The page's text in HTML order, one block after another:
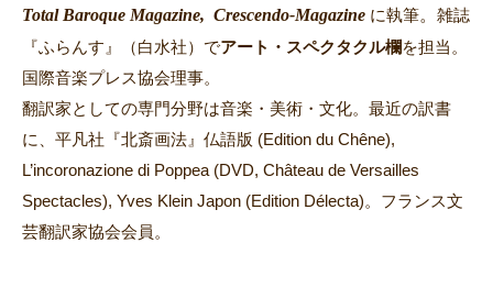
Total Baroque Magazine, Crescendo-Magazine に執筆。 雑誌
『ふらんす』（白水社）でアート・スペクタクル欄を担当。
国際音楽プレス協会理事。
翻訳家としての専門分野は音楽・美術・文化。最近の訳書
に、平凡社『北斎画法』仏語版 (Edition du Chêne),
L’incoronazione di Poppea (DVD, Château de Versailles
Spectacles), Yves Klein Japon (Edition Délecta)。フランス文
芸翻訳家協会会員。